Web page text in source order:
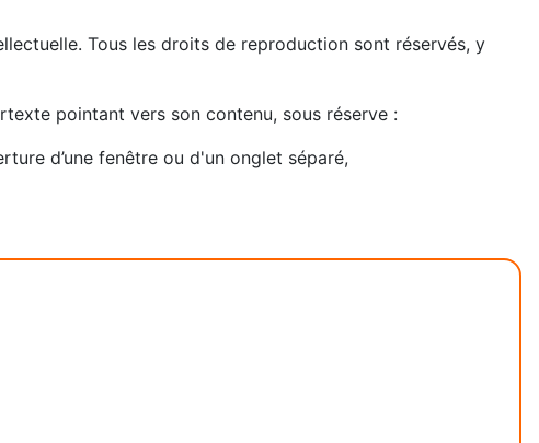
Tous les droits de reproduction sont réservés, y
pointant vers son contenu, sous réserve :
d’une fenêtre ou d'un onglet séparé,